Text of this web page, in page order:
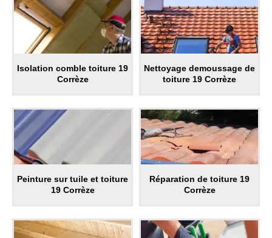
Isolation comble toiture 19
Corrèze
Nettoyage demoussage de
toiture 19 Corrèze
Peinture sur tuile et toiture
19 Corrèze
Réparation de toiture 19
Corrèze